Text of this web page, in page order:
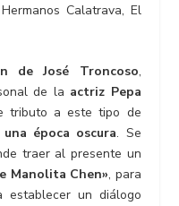
Calatrava, El
de José Troncoso,
de la actriz Pepa
tributo a este tipo de
época oscura. Se
traer al presente un
Manolita Chen», para
establecer un diálogo